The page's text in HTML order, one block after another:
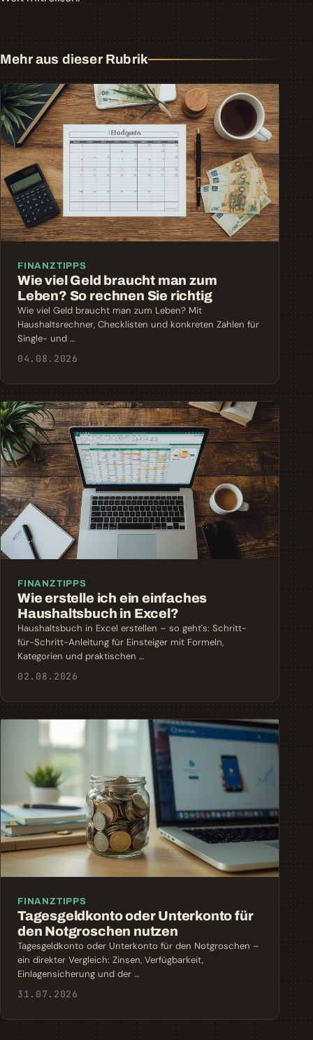
Mehr aus dieser Rubrik
FINANZTIPPS
Wie viel Geld braucht man zum
Leben? So rechnen Sie richtig
Wie viel Geld braucht man zum Leben? Mit
Haushaltsrechner, Checklisten und konkreten Zahlen für
Single- und …
04.08.2026
FINANZTIPPS
Wie erstelle ich ein einfaches
Haushaltsbuch in Excel?
Haushaltsbuch in Excel erstellen – so geht's: Schritt-
für-Schritt-Anleitung für Einsteiger mit Formeln,
Kategorien und praktischen …
02.08.2026
FINANZTIPPS
Tagesgeldkonto oder Unterkonto für
den Notgroschen nutzen
Tagesgeldkonto oder Unterkonto für den Notgroschen –
ein direkter Vergleich: Zinsen, Verfügbarkeit,
Einlagensicherung und der …
31.07.2026